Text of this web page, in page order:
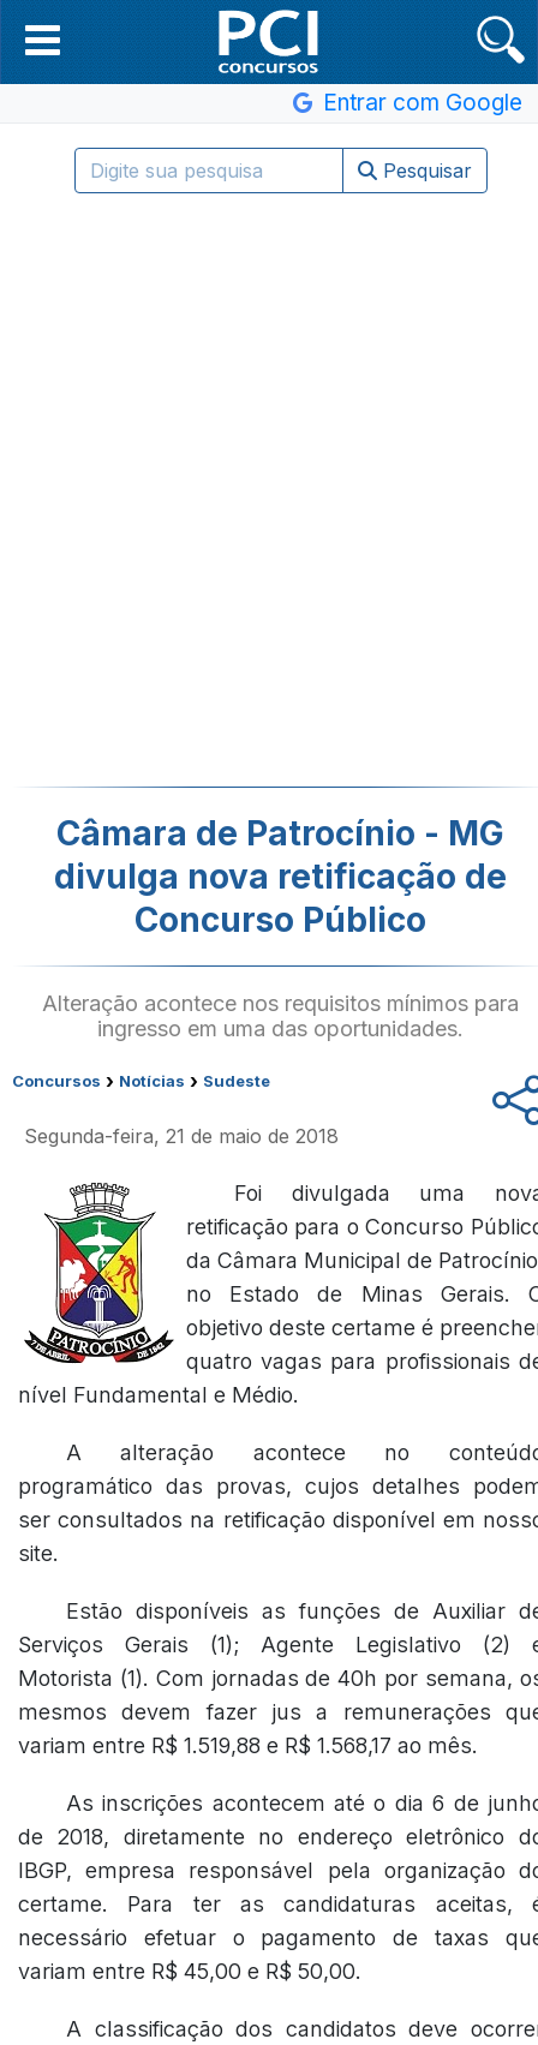
Entrar com Google
Pesquisar
Câmara de Patrocínio - MG
divulga nova retificação de
Concurso Público
Alteração acontece nos requisitos mínimos para
ingresso em uma das oportunidades.
Concursos › Notícias › Sudeste
Segunda-feira, 21 de maio de 2018
Foi divulgada uma
retificação para o Concurso
da Câmara Municipal de
no Estado de Minas Gerais.
objetivo deste certame é
quatro vagas para profissionais
nível Fundamental e Médio.
A alteração acontece no
programático das provas, cujos detalhes
ser consultados na retificação disponível em
site.
Estão disponíveis as funções de Auxiliar
Serviços Gerais (1); Agente Legislativo (2)
Motorista (1). Com jornadas de 40h por semana,
mesmos devem fazer jus a remunerações
variam entre R$ 1.519,88 e R$ 1.568,17 ao mês.
As inscrições acontecem até o dia 6 de
de 2018, diretamente no endereço eletrônico
IBGP, empresa responsável pela organização
certame. Para ter as candidaturas aceitas,
necessário efetuar o pagamento de taxas
variam entre R$ 45,00 e R$ 50,00.
A classificação dos candidatos deve